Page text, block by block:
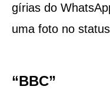
gírias do
uma foto no
“BBC”